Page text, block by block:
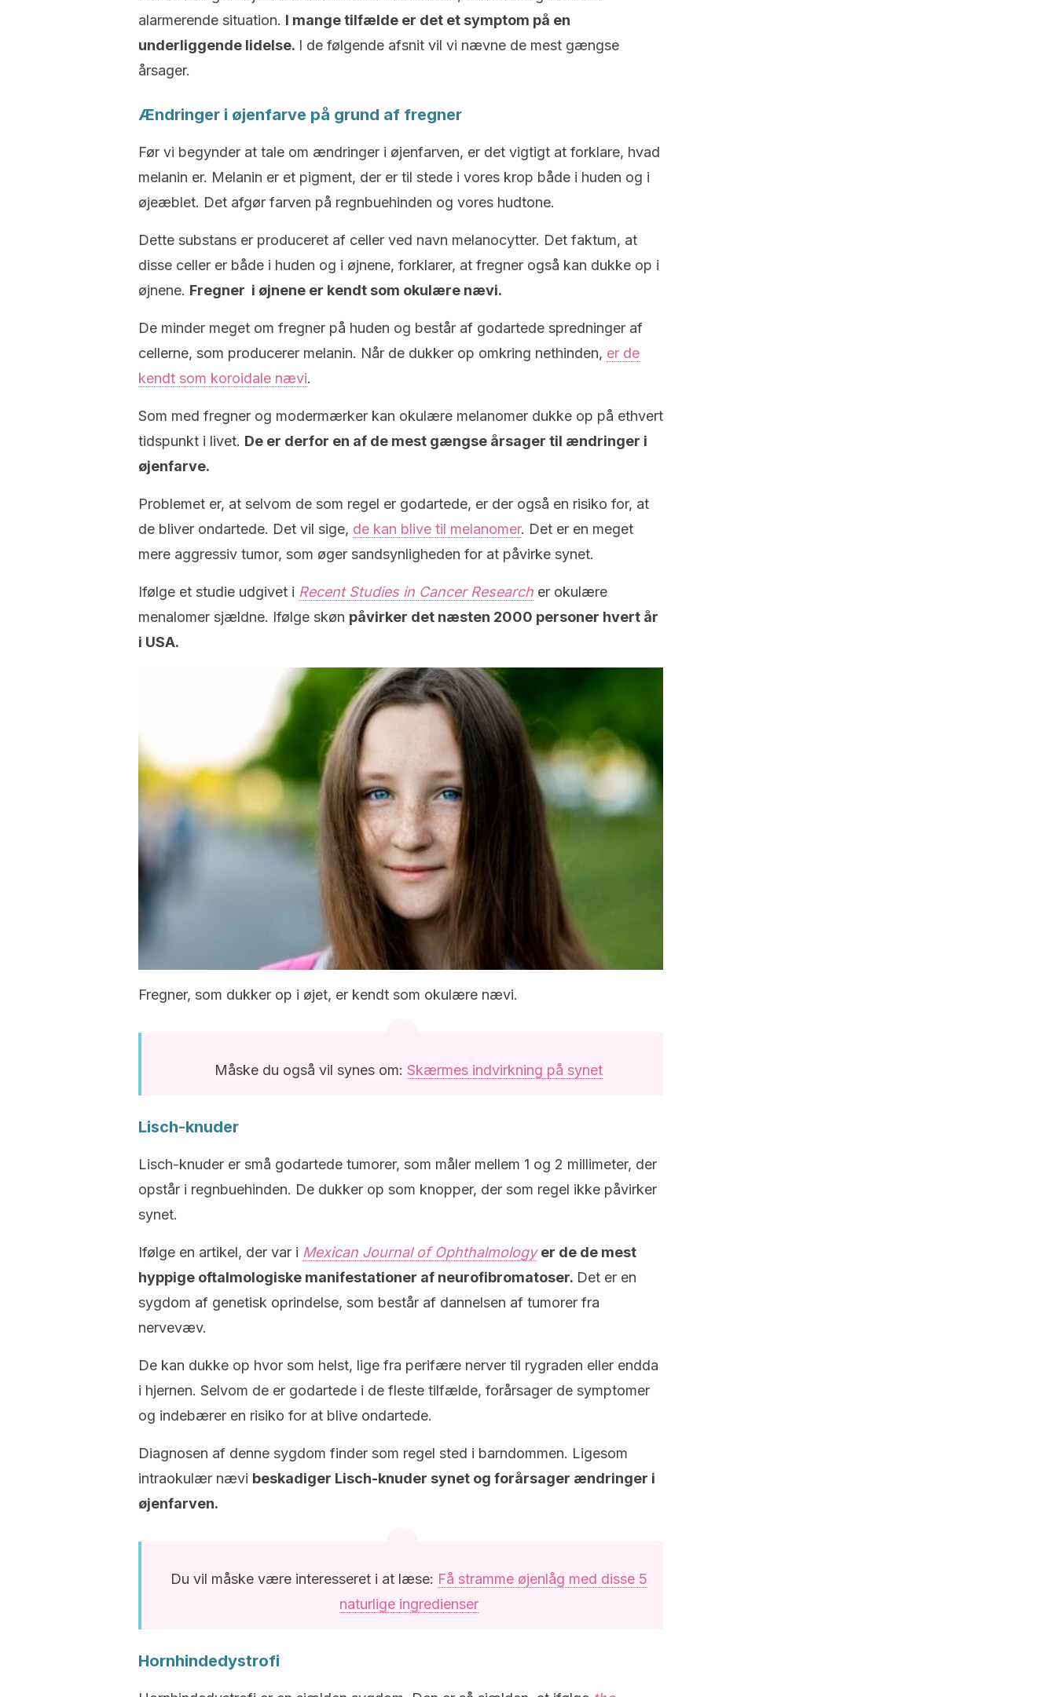
alarmerende situation. I mange tilfælde er det et symptom på en
underliggende lidelse. I de følgende afsnit vil vi nævne de mest gængse
årsager.
Ændringer i øjenfarve på grund af fregner
Før vi begynder at tale om ændringer i øjenfarven, er det vigtigt at forklare, hvad
melanin er. Melanin er et pigment, der er til stede i vores krop både i huden og i
øjeæblet. Det afgør farven på regnbuehinden og vores hudtone.
Dette substans er produceret af celler ved navn melanocytter. Det faktum, at
disse celler er både i huden og i øjnene, forklarer, at fregner også kan dukke op i
øjnene. Fregner i øjnene er kendt som okulære nævi.
De minder meget om fregner på huden og består af godartede spredninger af
cellerne, som producerer melanin. Når de dukker op omkring nethinden, er de
kendt som koroidale nævi.
Som med fregner og modermærker kan okulære melanomer dukke op på ethvert
tidspunkt i livet. De er derfor en af de mest gængse årsager til ændringer i
øjenfarve.
Problemet er, at selvom de som regel er godartede, er der også en risiko for, at
de bliver ondartede. Det vil sige, de kan blive til melanomer. Det er en meget
mere aggressiv tumor, som øger sandsynligheden for at påvirke synet.
Ifølge et studie udgivet i Recent Studies in Cancer Research er okulære
menalomer sjældne. Ifølge skøn påvirker det næsten 2000 personer hvert år
i USA.
Fregner, som dukker op i øjet, er kendt som okulære nævi.
Måske du også vil synes om: Skærmes indvirkning på synet
Lisch-knuder
Lisch-knuder er små godartede tumorer, som måler mellem 1 og 2 millimeter, der
opstår i regnbuehinden. De dukker op som knopper, der som regel ikke påvirker
synet.
Ifølge en artikel, der var i Mexican Journal of Ophthalmology er de de mest
hyppige oftalmologiske manifestationer af neurofibromatoser. Det er en
sygdom af genetisk oprindelse, som består af dannelsen af tumorer fra
nervevæv.
De kan dukke op hvor som helst, lige fra perifære nerver til rygraden eller endda
i hjernen. Selvom de er godartede i de fleste tilfælde, forårsager de symptomer
og indebærer en risiko for at blive ondartede.
Diagnosen af denne sygdom finder som regel sted i barndommen. Ligesom
intraokulær nævi beskadiger Lisch-knuder synet og forårsager ændringer i
øjenfarven.
Du vil måske være interesseret i at læse: Få stramme øjenlåg med disse 5
naturlige ingredienser
Hornhindedystrofi